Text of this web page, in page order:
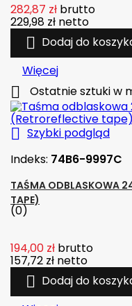
282,87 zł brutto
229,98 zł netto
 Dodaj do
Więcej
 Ostatnie sztuki w
 Szybki podgląd
Indeks: 74B6-9997C
TAŚMA ODBLASKOWA
TAPE)
(0)
194,00 zł brutto
157,72 zł netto
 Dodaj do